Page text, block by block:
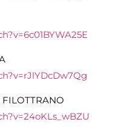
FILOTTRANO